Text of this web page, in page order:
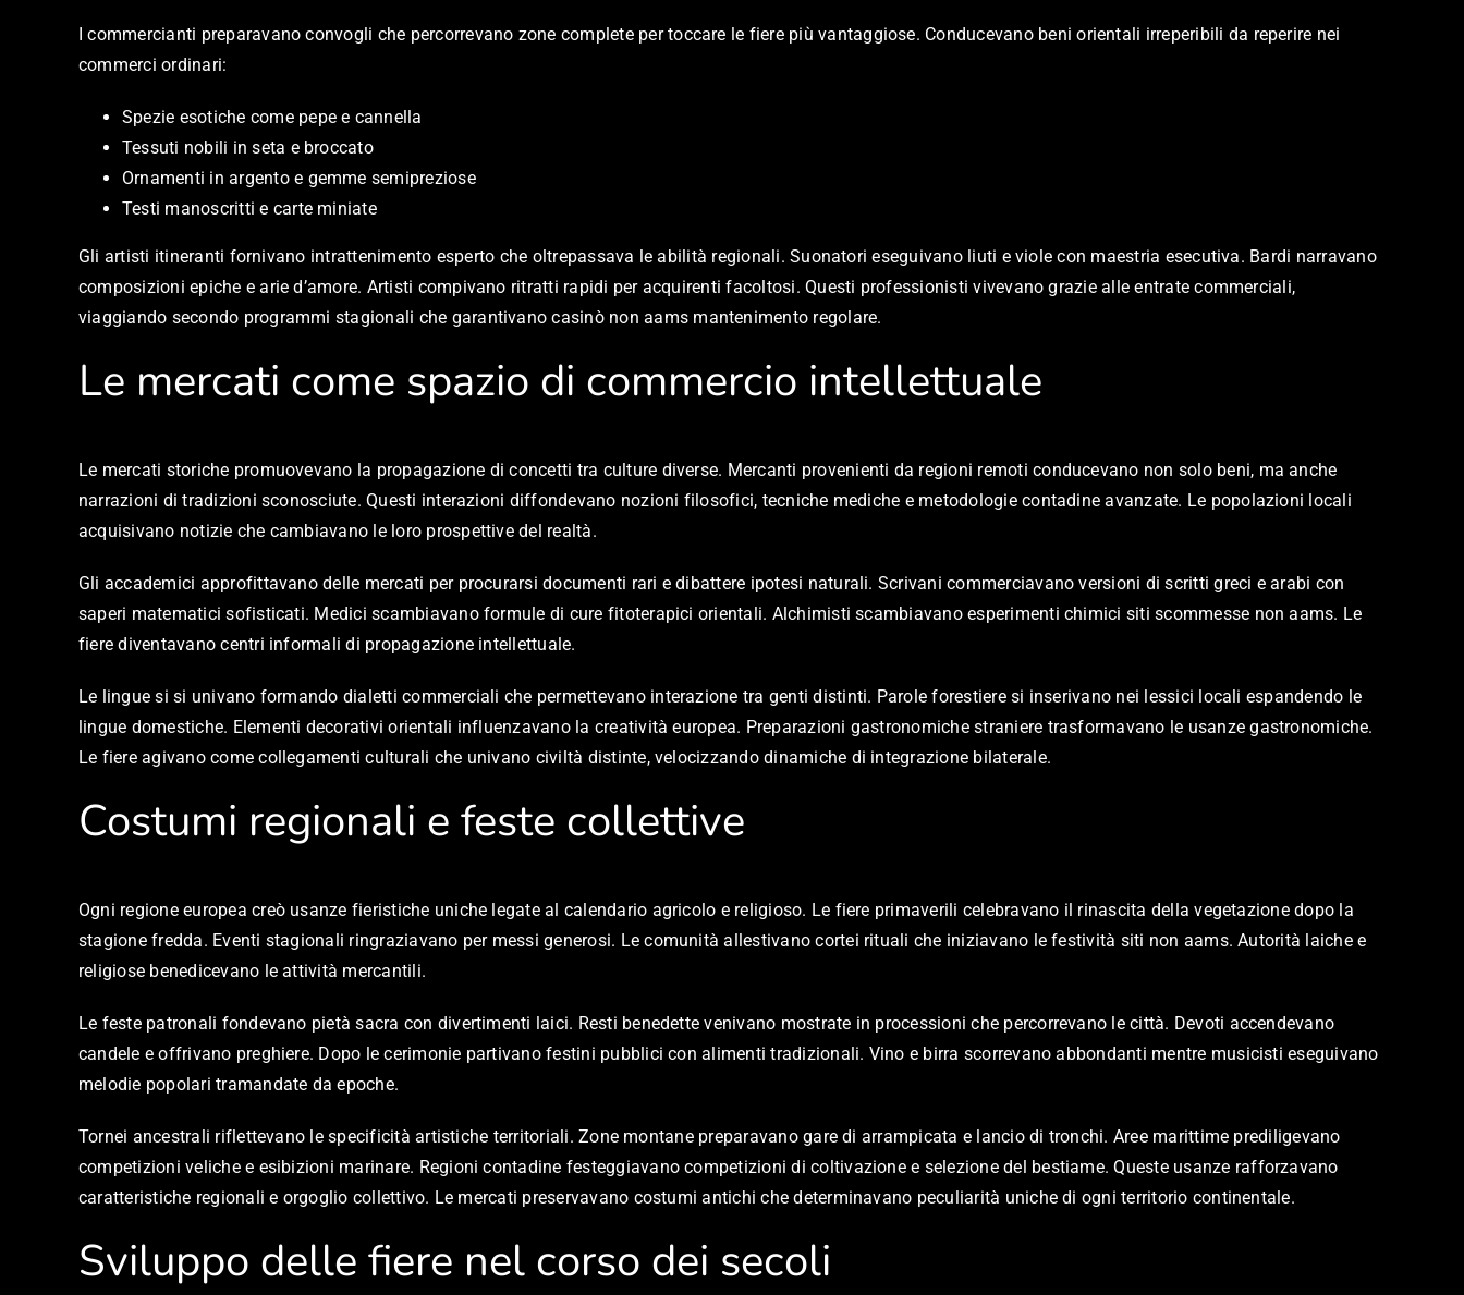
I commercianti preparavano convogli che percorrevano zone complete per toccare le fiere più vantaggiose. Conducevano beni orientali irreperibili da reperire nei
commerci ordinari:
Spezie esotiche come pepe e cannella
Tessuti nobili in seta e broccato
Ornamenti in argento e gemme semipreziose
Testi manoscritti e carte miniate
Gli artisti itineranti fornivano intrattenimento esperto che oltrepassava le abilità regionali. Suonatori eseguivano liuti e viole con maestria esecutiva. Bardi narravano
composizioni epiche e arie d’amore. Artisti compivano ritratti rapidi per acquirenti facoltosi. Questi professionisti vivevano grazie alle entrate commerciali,
viaggiando secondo programmi stagionali che garantivano casinò non aams mantenimento regolare.
Le mercati come spazio di commercio intellettuale
Le mercati storiche promuovevano la propagazione di concetti tra culture diverse. Mercanti provenienti da regioni remoti conducevano non solo beni, ma anche
narrazioni di tradizioni sconosciute. Questi interazioni diffondevano nozioni filosofici, tecniche mediche e metodologie contadine avanzate. Le popolazioni locali
acquisivano notizie che cambiavano le loro prospettive del realtà.
Gli accademici approfittavano delle mercati per procurarsi documenti rari e dibattere ipotesi naturali. Scrivani commerciavano versioni di scritti greci e arabi con
saperi matematici sofisticati. Medici scambiavano formule di cure fitoterapici orientali. Alchimisti scambiavano esperimenti chimici siti scommesse non aams. Le
fiere diventavano centri informali di propagazione intellettuale.
Le lingue si si univano formando dialetti commerciali che permettevano interazione tra genti distinti. Parole forestiere si inserivano nei lessici locali espandendo le
lingue domestiche. Elementi decorativi orientali influenzavano la creatività europea. Preparazioni gastronomiche straniere trasformavano le usanze gastronomiche.
Le fiere agivano come collegamenti culturali che univano civiltà distinte, velocizzando dinamiche di integrazione bilaterale.
Costumi regionali e feste collettive
Ogni regione europea creò usanze fieristiche uniche legate al calendario agricolo e religioso. Le fiere primaverili celebravano il rinascita della vegetazione dopo la
stagione fredda. Eventi stagionali ringraziavano per messi generosi. Le comunità allestivano cortei rituali che iniziavano le festività siti non aams. Autorità laiche e
religiose benedicevano le attività mercantili.
Le feste patronali fondevano pietà sacra con divertimenti laici. Resti benedette venivano mostrate in processioni che percorrevano le città. Devoti accendevano
candele e offrivano preghiere. Dopo le cerimonie partivano festini pubblici con alimenti tradizionali. Vino e birra scorrevano abbondanti mentre musicisti eseguivano
melodie popolari tramandate da epoche.
Tornei ancestrali riflettevano le specificità artistiche territoriali. Zone montane preparavano gare di arrampicata e lancio di tronchi. Aree marittime prediligevano
competizioni veliche e esibizioni marinare. Regioni contadine festeggiavano competizioni di coltivazione e selezione del bestiame. Queste usanze rafforzavano
caratteristiche regionali e orgoglio collettivo. Le mercati preservavano costumi antichi che determinavano peculiarità uniche di ogni territorio continentale.
Sviluppo delle fiere nel corso dei secoli